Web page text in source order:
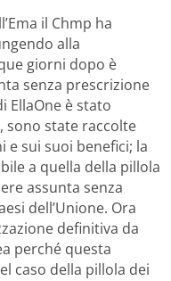
il Chmp ha
alla
giorni dopo è
senza prescrizione
EllaOne è stato
sono state raccolte
sui suoi benefici; la
a quella della pillola
assunta senza
dell’Unione. Ora
definitiva da
perché questa
caso della pillola dei